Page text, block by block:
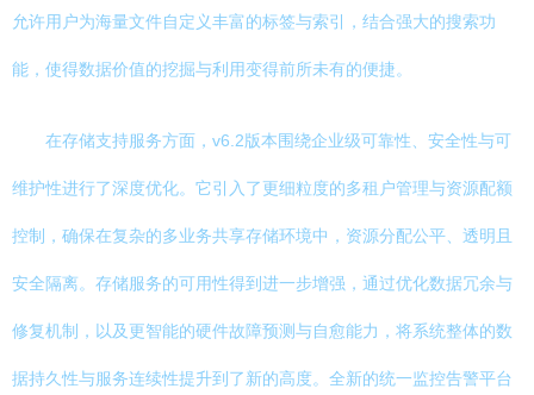
允许用户为海量文件自定义丰富的标签与索引，结合强大的搜索功
能，使得数据价值的挖掘与利用变得前所未有的便捷。
在存储支持服务方面，v6.2版本围绕企业级可靠性、安全性与可
维护性进行了深度优化。它引入了更细粒度的多租户管理与资源配额
控制，确保在复杂的多业务共享存储环境中，资源分配公平、透明且
安全隔离。存储服务的可用性得到进一步增强，通过优化数据冗余与
修复机制，以及更智能的硬件故障预测与自愈能力，将系统整体的数
据持久性与服务连续性提升到了新的高度。全新的统一监控告警平台